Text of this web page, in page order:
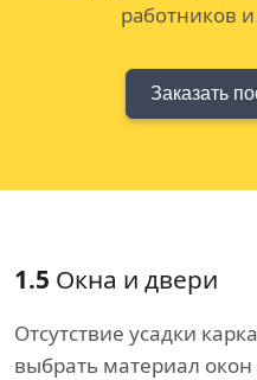
работников и
Заказать
1.5 Окна и двери
Отсутствие усадки
выбрать материал